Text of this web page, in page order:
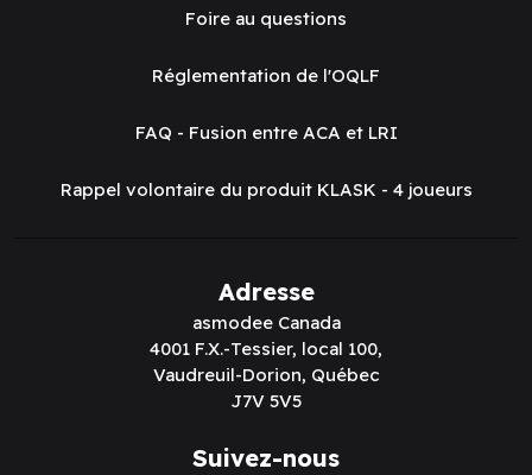
Foire au questions
Réglementation de l'OQLF
FAQ - Fusion entre ACA et LRI
Rappel volontaire du produit KLASK - 4 joueurs
Adresse
asmodee Canada
4001 F.X.-Tessier, local 100,
Vaudreuil-Dorion, Québec
J7V 5V5
Suivez-nous